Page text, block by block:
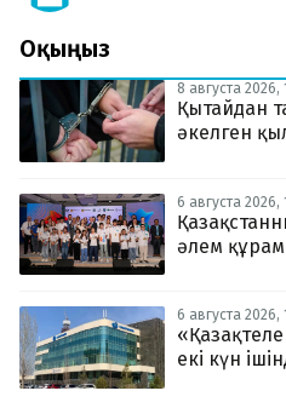
Оқыңыз
8 августа 2026,
Қытайдан
әкелген
6 августа 2026,
әлем
6 августа 2026,
екі күн